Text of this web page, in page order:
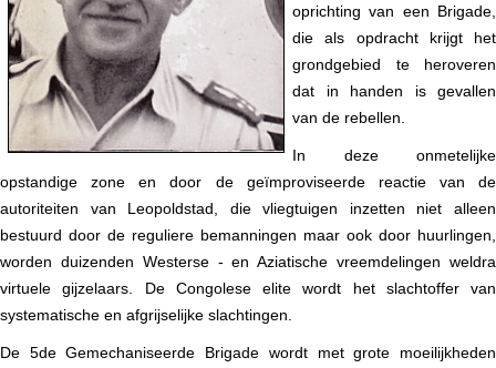
oprichting van een Brigade,
die als opdracht krijgt het
grondgebied te heroveren
dat in handen is gevallen
van de rebellen.
In deze onmetelijke
opstandige zone en door de geïmproviseerde reactie van de
autoriteiten van Leopoldstad, die vliegtuigen inzetten niet alleen
bestuurd door de reguliere bemanningen maar ook door huurlingen,
worden duizenden Westerse - en Aziatische vreemdelingen weldra
virtuele gijzelaars. De Congolese elite wordt het slachtoffer van
systematische en afgrijselijke slachtingen.
De 5de Gemechaniseerde Brigade wordt met grote moeilijkheden